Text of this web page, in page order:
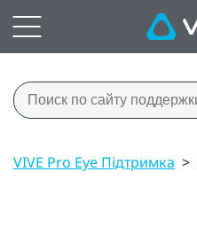
VIVE Pro Eye Підтримка >